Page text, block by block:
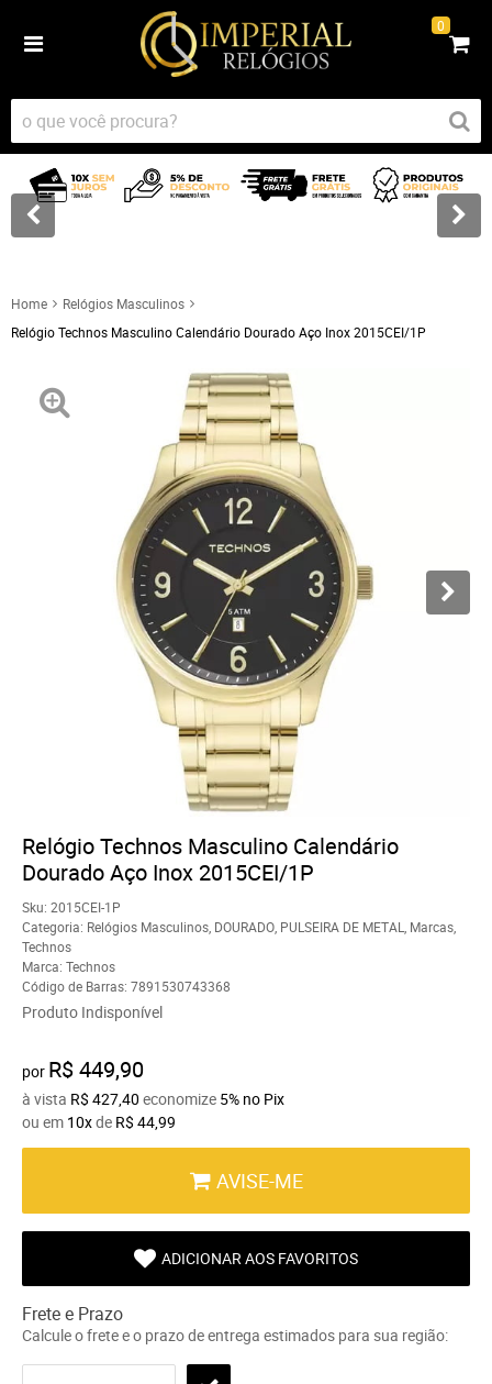
0
Home
Relógios Masculinos
Relógio Technos Masculino Calendário Dourado Aço Inox 2015CEI/1P
Relógio Technos Masculino Calendário
Dourado Aço Inox 2015CEI/1P
Sku: 2015CEI-1P
Categoria: Relógios Masculinos DOURADO PULSEIRA DE METAL Marcas
Technos
Marca: Technos
Código de Barras: 7891530743368
Produto Indisponível
por R$ 449,90
à vista R$ 427,40 economize 5% no Pix
ou em 10xde R$ 44,99
AVISE-ME
ADICIONAR AOS FAVORITOS
Frete e Prazo
Calcule o frete e o prazo de entrega estimados para sua região: